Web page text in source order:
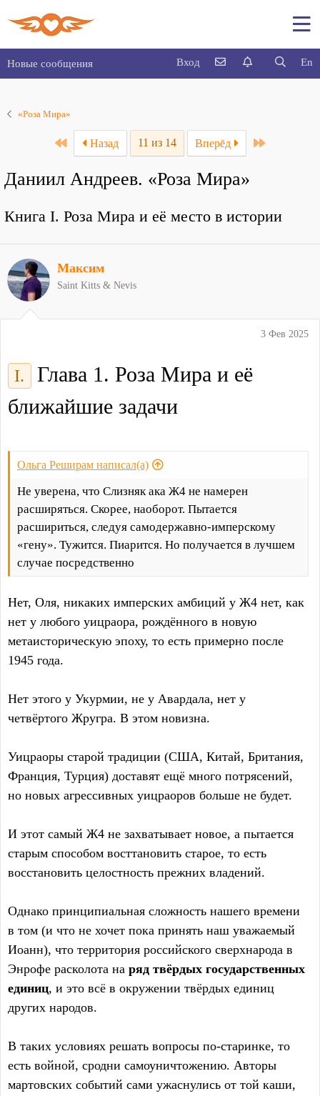
Новые сообщения En
Вход
«Роза Мира»
First Назад 11 из 14 Вперёд Last
Даниил Андреев. «Роза Мира»
Книга I. Роза Мира и её место в истории
3 Фев 2025
I.
Глава 1. Роза Мира и её
ближайшие задачи
Ольга Реширам написал(а)
Не уверена, что Слизняк ака Ж4 не намерен
расширяться. Скорее, наоборот. Пытается
расшириться, следуя самодержавно-имперскому
«гену». Тужится. Пиарится. Но получается в лучшем
случае посредственно
Нет, Оля, никаких имперских амбиций у Ж4 нет, как
нет у любого уицраора, рождённого в новую
метаисторическую эпоху, то есть примерно после
1945 года.
Нет этого у Укурмии, не у Авардала, нет у
четвёртого Жругра. В этом новизна.
Уицраоры старой традиции (США, Китай, Британия,
Франция, Турция) доставят ещё много потрясений,
но новых агрессивных уицраоров больше не будет.
И этот самый Ж4 не захватывает новое, а пытается
старым способом восттановить старое, то есть
восстановить целостность прежних владений.
Однако принципиальная сложность нашего времени
в том (и что не хочет пока принять наш уважаемый
Иоанн), что территория российского сверхнарода в
Энрофе расколота на ряд твёрдых государственных
единиц, и это всё в окружении твёрдых единиц
других народов.
В таких условиях решать вопросы по-старинке, то
есть войной, сродни самоуничтожению. Авторы
мартовских событий сами ужаснулись от той каши,
Максим
Saint Kitts & Nevis